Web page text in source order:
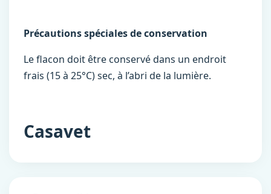
Précautions spéciales de conservation
Le flacon doit être conservé dans un endroit
frais (15 à 25°C) sec, à l’abri de la lumière.
Casavet